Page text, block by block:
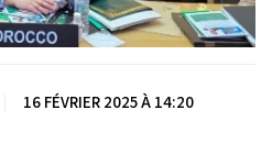
16 FÉVRIER 2025 À 14:20